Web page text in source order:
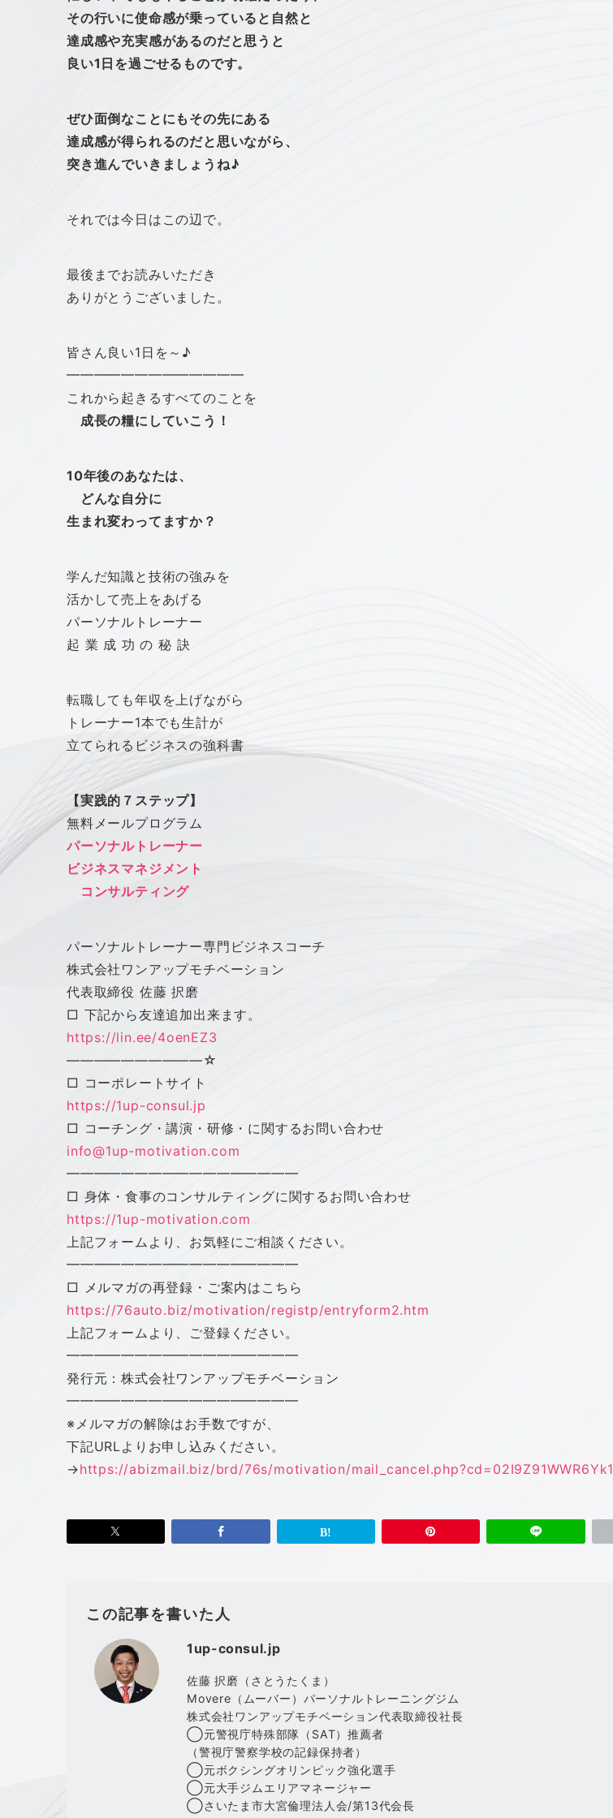
その行いに使命感が乗っていると自然と
達成感や充実感があるのだと思うと
良い1日を過ごせるものです。
ぜひ面倒なことにもその先にある
達成感が得られるのだと思いながら、
突き進んでいきましょうね♪
それでは今日はこの辺で。
最後までお読みいただき
ありがとうございました。
皆さん良い1日を～♪
━━━━━━━━━━━━━
これから起きるすべてのことを
成長の糧にしていこう！
10年後のあなたは、
どんな自分に
生まれ変わってますか？
学んだ知識と技術の強みを
活かして売上をあげる
パーソナルトレーナー
起 業 成 功 の 秘 訣
転職しても年収を上げながら
トレーナー1本でも生計が
立てられるビジネスの強科書
【実践的７ステップ】
無料メールプログラム
パーソナルトレーナー
ビジネスマネジメント
コンサルティング
パーソナルトレーナー専門ビジネスコーチ
株式会社 ワンアップモチベーション
代表取締役 佐藤 択磨
□ 下記から友達追加出来ます。
https://lin.ee/4oenEZ3
——————————☆
□ コーポレートサイト
https://1up-consul.jp
□ コーチング・講演・研修・に関するお問い合わせ
info@1up-motivation.com
━━━━━━━━━━━━━━━━━
□ 身体・食事のコンサルティングに関するお問い合わせ
https://1up-motivation.com
上記フォームより、お気軽にご相談ください。
━━━━━━━━━━━━━━━━━
□ メルマガの再登録・ご案内はこちら
https://76auto.biz/motivation/registp/entryform2.htm
上記フォームより、ご登録ください。
━━━━━━━━━━━━━━━━━
発行元：株式会社ワンアップモチベーション
━━━━━━━━━━━━━━━━━
※メルマガの解除はお手数ですが、
下記URLよりお申し込みください。
→https://abizmail.biz/brd/76s/motivation/mail_cancel.php?cd= 02I9Z91WWR6Yk1
この記事を書いた人
1up-consul.jp
佐藤 択磨（さとうたくま）
Movere（ムーバー）パーソナルトレーニングジム
株式会社ワンアップモチベーション代表取締役社長
◯元警視庁特殊部隊（SAT）推薦者
（警視庁警察学校の記録保持者）
◯元ボクシングオリンピック強化選手
◯元大手ジムエリアマネージャー
◯さいたま市大宮倫理法人会/第13代会長